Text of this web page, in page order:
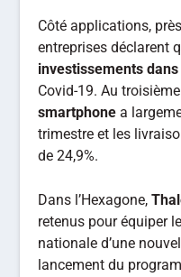
Côté applications,
entreprises déclarent
investissements dans
Covid-19. Au
smartphone a
trimestre et les
de 24,9%.
Dans l’Hexagone,
retenus pour équiper
nationale d’une
lancement du